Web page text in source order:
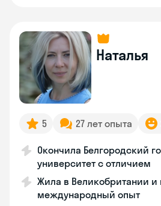
Наталья
5 27 лет опыта
Окончила Белгородский
университет с отличием
Жила в Великобритании и
международный опыт